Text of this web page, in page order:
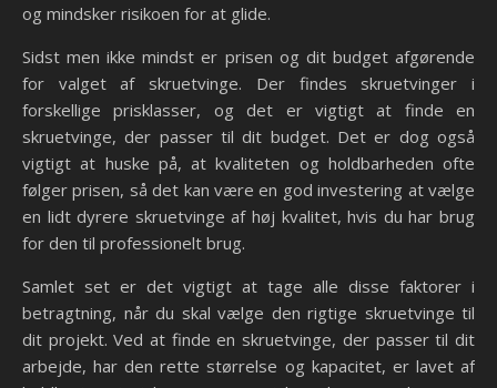
og mindsker risikoen for at glide.
Sidst men ikke mindst er prisen og dit budget afgørende
for valget af skruetvinge. Der findes skruetvinger i
forskellige prisklasser, og det er vigtigt at finde en
skruetvinge, der passer til dit budget. Det er dog også
vigtigt at huske på, at kvaliteten og holdbarheden ofte
følger prisen, så det kan være en god investering at vælge
en lidt dyrere skruetvinge af høj kvalitet, hvis du har brug
for den til professionelt brug.
Samlet set er det vigtigt at tage alle disse faktorer i
betragtning, når du skal vælge den rigtige skruetvinge til
dit projekt. Ved at finde en skruetvinge, der passer til dit
arbejde, har den rette størrelse og kapacitet, er lavet af